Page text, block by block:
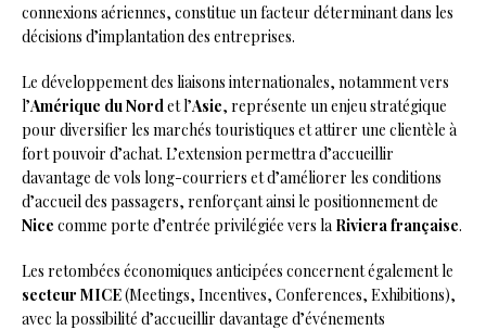
connexions aériennes, constitue un facteur déterminant dans les
décisions d’implantation des entreprises.
Le développement des liaisons internationales, notamment vers
l’Amérique du Nord et l’Asie, représente un enjeu stratégique
pour diversifier les marchés touristiques et attirer une clientèle à
fort pouvoir d’achat. L’extension permettra d’accueillir
davantage de vols long-courriers et d’améliorer les conditions
d’accueil des passagers, renforçant ainsi le positionnement de
Nice comme porte d’entrée privilégiée vers la Riviera française.
Les retombées économiques anticipées concernent également le
secteur MICE(Meetings, Incentives, Conferences, Exhibitions),
avec la possibilité d’accueillir davantage d’événements